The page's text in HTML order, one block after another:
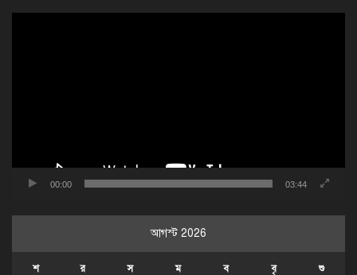
00:00 03:44
আগস্ট 2026
শ র স ম ব বৃ শু